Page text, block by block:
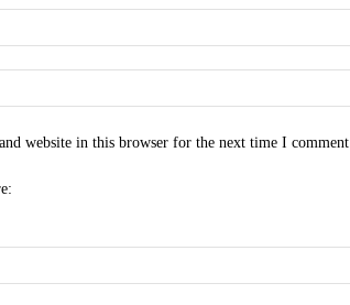
website in this browser for the next time I comment.